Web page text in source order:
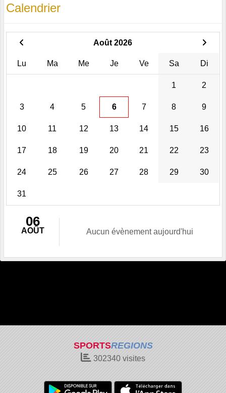
Calendrier
Août 2026
Lu Ma Me Je Ve Sa Di
1 2
3 4 5 6 7 8 9
10 11 12 13 14 15 16
17 18 19 20 21 22 23
24 25 26 27 28 29 30
31
06
AOÛT Aucun évènement aujourd'hui
SPORTSREGIONS
302340 visites